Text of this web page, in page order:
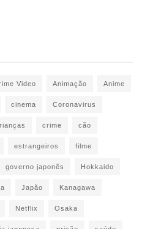
Video Animação Anime
cinema Coronavirus
crime cão
estrangeiros filme
governo japonês Hokkaido
Japão Kanagawa
Netflix Osaka